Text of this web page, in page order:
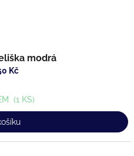
modrá
Kč
(1 KS)